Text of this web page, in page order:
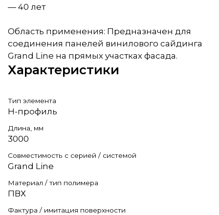
— 40 лет
Область применения: Предназначен для
соединения панелей винилового сайдинга
Grand Line на прямых участках фасада.
Характеристики
Тип элемента
H-профиль
Длина, мм
3000
Совместимость с серией / системой
Grand Line
Материал / тип полимера
ПВХ
Фактура / имитация поверхности